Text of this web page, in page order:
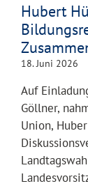
Hubert
18. Juni 2026
Auf
Göllner,
Union,